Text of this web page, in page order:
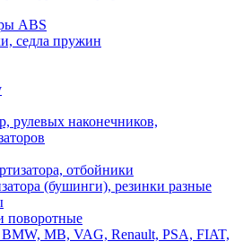
ABS
седла пружин
рулевых наконечников,
отбойники
(бушинги), резинки разные
поворотные
MB, VAG, Renault, PSA, FIAT,